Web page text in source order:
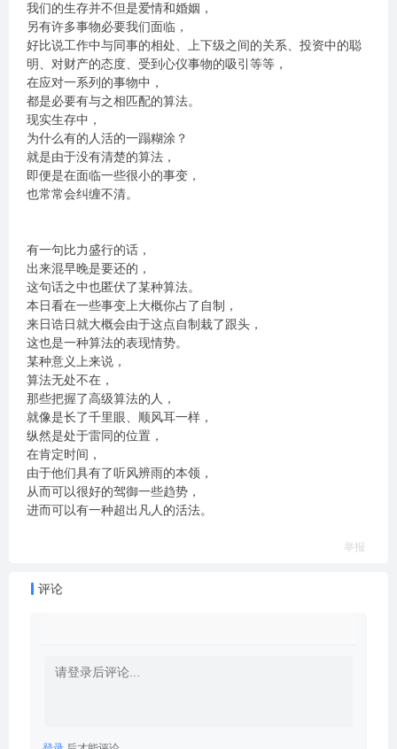
我们的生存并不但是爱情和婚姻，
另有许多事物必要我们面临，
好比说工作中与同事的相处、上下级之间的关系、投资中的聪
明、对财产的态度、受到心仪事物的吸引等等，
在应对一系列的事物中，
都是必要有与之相匹配的算法。
现实生存中，
为什么有的人活的一蹋糊涂？
就是由于没有清楚的算法，
即便是在面临一些很小的事变，
也常常会纠缠不清。
有一句比力盛行的话，
出来混早晚是要还的，
这句话之中也匿伏了某种算法。
本日看在一些事变上大概你占了自制，
来日诰日就大概会由于这点自制栽了跟头，
这也是一种算法的表现情势。
某种意义上来说，
算法无处不在，
那些把握了高级算法的人，
就像是长了千里眼、顺风耳一样，
纵然是处于雷同的位置，
在肯定时间，
由于他们具有了听风辨雨的本领，
从而可以很好的驾御一些趋势，
进而可以有一种超出凡人的活法。
举报
评论